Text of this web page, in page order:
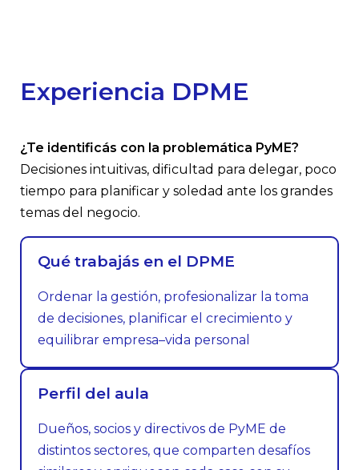
Experiencia DPME
¿Te identificás con la problemática PyME?
Decisiones intuitivas, dificultad para delegar, poco
tiempo para planificar y soledad ante los grandes
temas del negocio.​
Qué trabajás en el DPME
Ordenar la gestión, profesionalizar la toma
de decisiones, planificar el crecimiento y
equilibrar empresa–vida personal
Perfil del aula
Dueños, socios y directivos de PyME de
distintos sectores, que comparten desafíos